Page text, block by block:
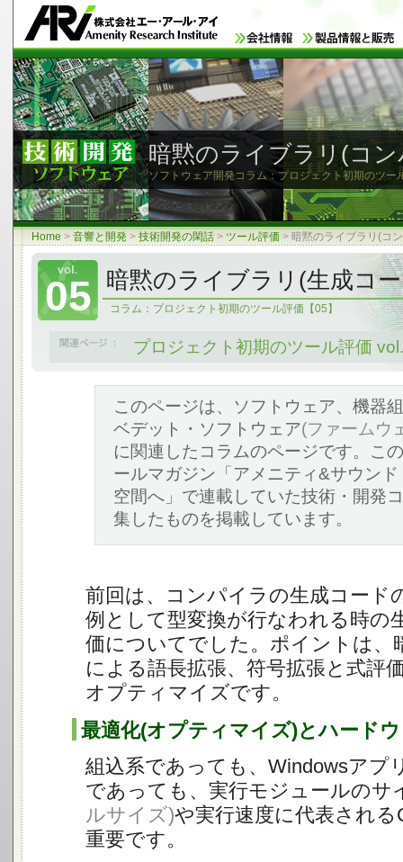
暗黙のライブラリ(コ
ソフトウェア開発コラム：プロジェクト初期のツー
Home > 音響と開発 > 技術開発の閑話 > ツール評価 > 暗黙のライブラリ (コ
暗黙のライブラリ(生成コ
コラム：プロジェクト初期のツール評価【05】
05
プロジェクト初期のツール評価
このページは、ソフトウェア、機器
ベデット・ソフトウェア(ファームウ
に関連したコラムのページです。こ
ールマガジン「アメニティ&サウン
空間へ」で連載していた技術・開発
集したものを掲載しています。
前回は、コンパイラの生成コード
例として型変換が行なわれる時の
価についてでした。ポイントは、
による語長拡張、符号拡張と式評
オプティマイズです。
最適化(オプティマイズ)とハード
組込系であっても、Windowsアプ
であっても、実行モジュールのサ
ルサイズ)や実行速度に代表される
重要です。